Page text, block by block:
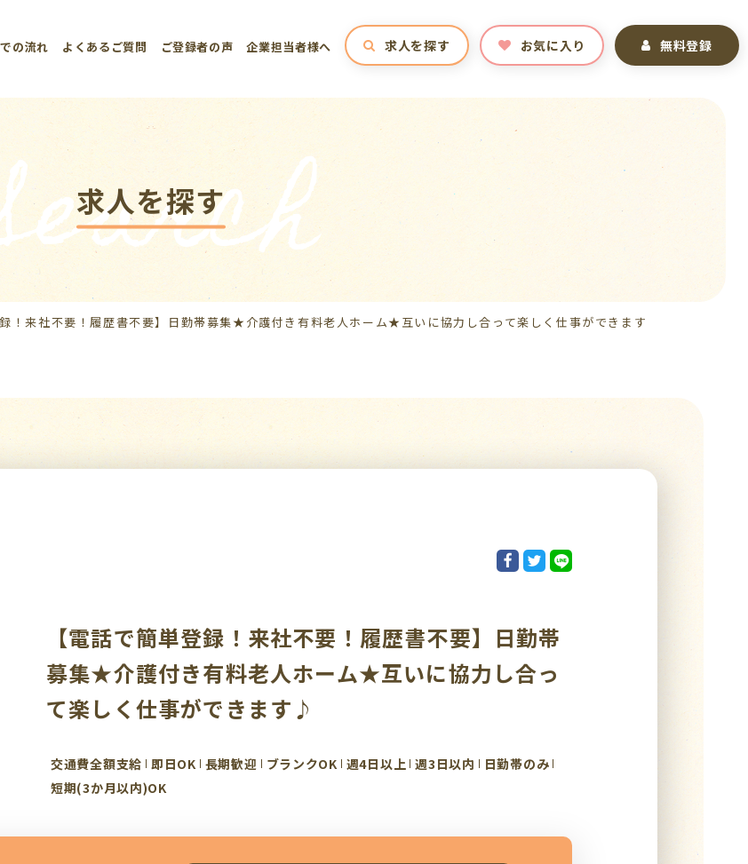
の流れ よくあるご質問 ご登録者の声 企業担当者様へ 求人を探す お気に入り 無料登録
求人を探す
録！来社不要！履歴書不要】日勤帯募集★介護付き有料老人ホーム★互いに協力し合って楽しく仕事ができます
【電話で簡単登録！来社不要！履歴書不要】日勤帯
募集★介護付き有料老人ホーム★互いに協力し合っ
て楽しく仕事ができます♪
交通費全額支給 即日OK 長期歓迎 ブランクOK 週4日以上 週3日以内
日勤帯のみ
短期(3か月以内)OK